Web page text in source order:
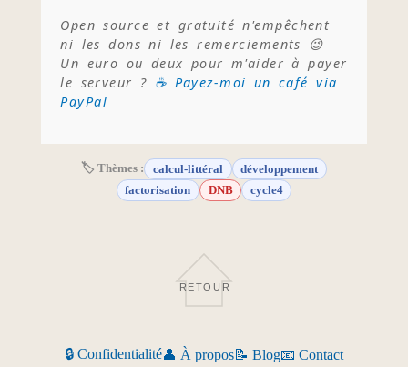
Open source et gratuité n'empêchent
ni les dons ni les remerciements 😉
Un euro ou deux pour m'aider à payer
le serveur ? ☕ Payez-moi un café via
PayPal
🏷 Thèmes : calcul-littéral
développement
factorisation
DNB cycle4
RETOUR
🔒 Confidentialité👤 À propos📝 Blog📧 Contact